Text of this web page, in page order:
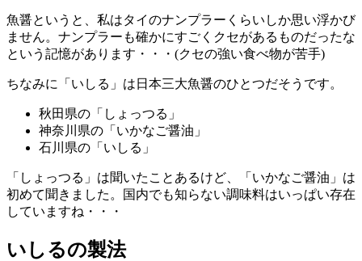
魚醤というと、私はタイのナンプラーくらいしか思い浮かび
ません。ナンプラーも確かにすごくクセがあるものだったな
という記憶があります・・・(クセの強い食べ物が苦手)
ちなみに「いしる」は日本三大魚醤のひとつだそうです。
秋田県の「しょっつる」
神奈川県の「いかなご醤油」
石川県の「いしる」
「しょっつる」は聞いたことあるけど、「いかなご醤油」は
初めて聞きました。国内でも知らない調味料はいっぱい存在
していますね・・・
いしるの製法